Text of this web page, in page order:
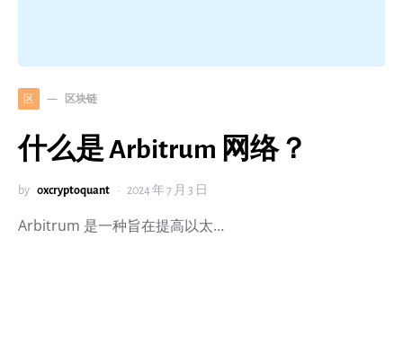
区 区块链
什么是 Arbitrum 网络？
by 0xcryptoquant 2024 年 7 月 3 日
Arbitrum 是一种旨在提高以太…